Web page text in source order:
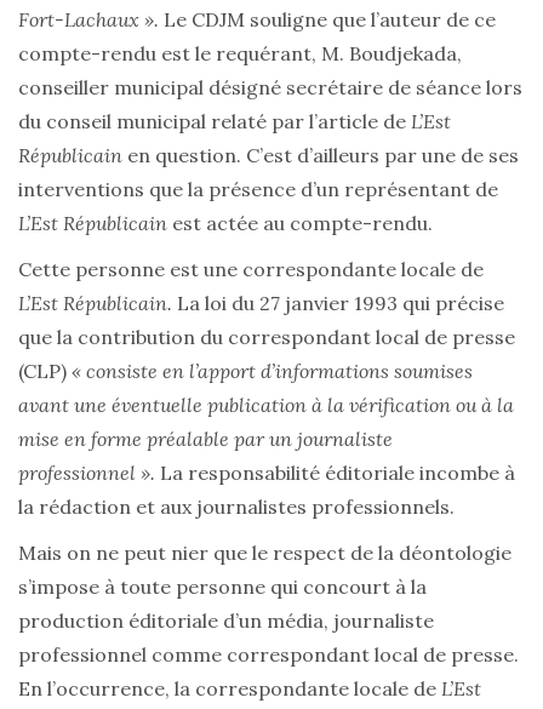
Fort-Lachaux ». Le CDJM souligne que l’auteur de ce
compte-rendu est le requérant, M. Boudjekada,
conseiller municipal désigné secrétaire de séance lors
du conseil municipal relaté par l’article de L’Est
Républicain en question. C’est d’ailleurs par une de ses
interventions que la présence d’un représentant de
L’Est Républicain est actée au compte-rendu.
Cette personne est une correspondante locale de
L’Est Républicain. La loi du 27 janvier 1993 qui précise
que la contribution du correspondant local de presse
(CLP) « consiste en l’apport d’informations soumises
avant une éventuelle publication à la vérification ou à la
mise en forme préalable par un journaliste
professionnel ». La responsabilité éditoriale incombe à
la rédaction et aux journalistes professionnels.
Mais on ne peut nier que le respect de la déontologie
s’impose à toute personne qui concourt à la
production éditoriale d’un média, journaliste
professionnel comme correspondant local de presse.
En l’occurrence, la correspondante locale de L’Est